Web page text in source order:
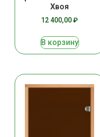
Хвоя
12 400,00₽
В корзину